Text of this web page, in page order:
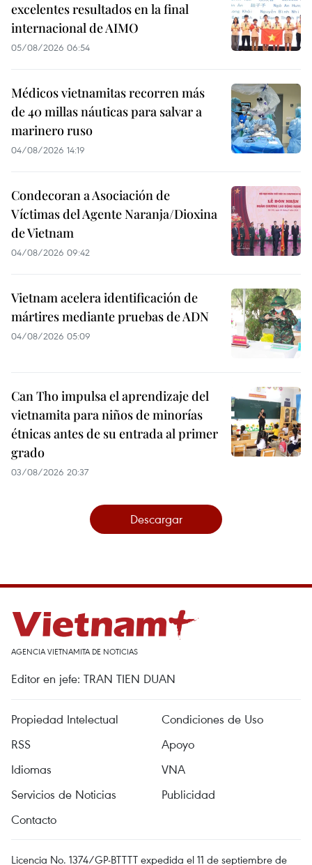
excelentes resultados en la final
internacional de AIMO
05/08/2026 06:54
Médicos vietnamitas recorren más
de 40 millas náuticas para salvar a
marinero ruso
04/08/2026 14:19
Condecoran a Asociación de
Víctimas del Agente Naranja/Dioxina
de Vietnam
04/08/2026 09:42
Vietnam acelera identificación de
mártires mediante pruebas de ADN
04/08/2026 05:09
Can Tho impulsa el aprendizaje del
vietnamita para niños de minorías
étnicas antes de su entrada al primer
grado
03/08/2026 20:37
Descargar
AGENCIA VIETNAMITA DE NOTICIAS
Editor en jefe: TRAN TIEN DUAN
Propiedad Intelectual
Condiciones de Uso
RSS
Apoyo
Idiomas
VNA
Servicios de Noticias
Publicidad
Contacto
Licencia No. 1374/GP-BTTTT expedida el 11 de septiembre de